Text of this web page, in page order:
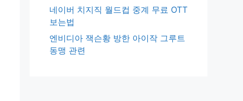
네이버 치지직 월드컵 중계 무료 OTT
보는법
엔비디아 잭슨황 방한 아이작 그루트
동맹 관련